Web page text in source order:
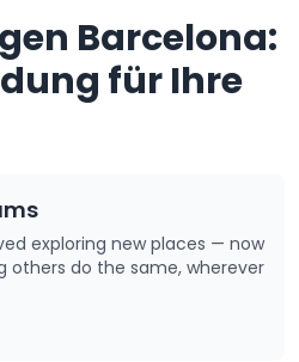
Barcelona:
für Ihre
exploring new places — now
others do the same, wherever